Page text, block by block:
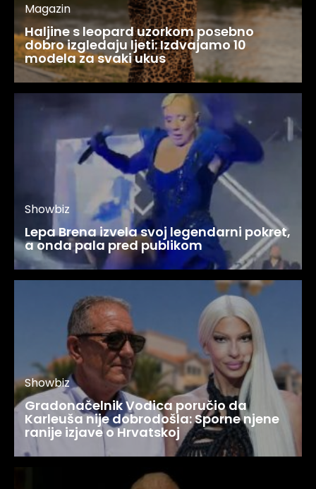
Magazin
Haljine s leopard uzorkom posebno
dobro izgledaju ljeti: Izdvajamo 10
modela za svaki ukus
Showbiz
Lepa Brena izvela svoj legendarni pokret,
a onda pala pred publikom
Showbiz
Gradonačelnik Vodica poručio da
Karleuša nije dobrodošla: Sporne njene
ranije izjave o Hrvatskoj